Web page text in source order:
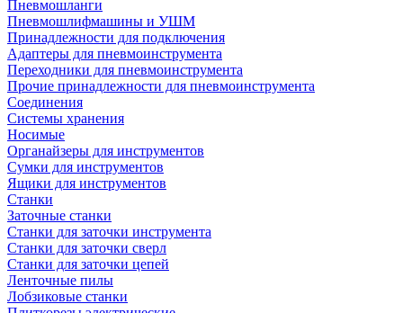
Пневмошланги
Пневмошлифмашины и УШМ
Принадлежности для подключения
Адаптеры для пневмоинструмента
Переходники для пневмоинструмента
Прочие принадлежности для пневмоинструмента
Соединения
Системы хранения
Носимые
Органайзеры для инструментов
Сумки для инструментов
Ящики для инструментов
Станки
Заточные станки
Станки для заточки инструмента
Станки для заточки сверл
Станки для заточки цепей
Ленточные пилы
Лобзиковые станки